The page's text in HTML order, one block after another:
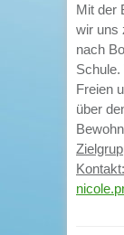
Mit der
wir uns
nach
Freien
über
Kontakt: